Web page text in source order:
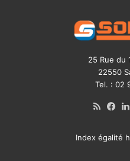
25 Rue du
22550
Tel. : 02
RSS
Index égalité